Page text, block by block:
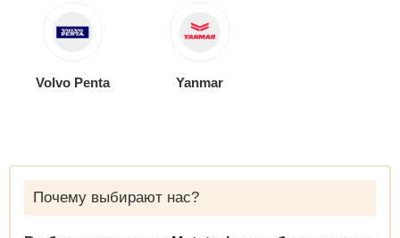
Volvo Penta Yanmar
Почему выбирают нас?